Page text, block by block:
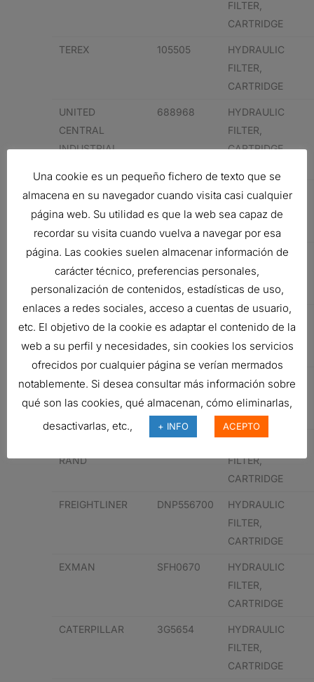
FILTER,
CARTRIDGE
TEREX 105505
HYDRAULIC
FILTER,
CARTRIDGE
UNITED
CENTRAL
INDUSTRIAL
688968
HYDRAULIC
FILTER,
CARTRIDGE
WALGAHN-
MOTORENTECHN
811450
HYDRAULIC
FILTER,
CARTRIDGE
VOLVO 3130946
HYDRAULIC
FILTER,
CARTRIDGE
FILTER,
CARTRIDGE
CATERPILLAR 3I0592
HYDRAULIC
FILTER,
CARTRIDGE
RAND
FILTER,
CARTRIDGE
FREIGHTLINER DNP556700
HYDRAULIC
FILTER,
CARTRIDGE
EXMAN SFH0670
HYDRAULIC
FILTER,
CARTRIDGE
CATERPILLAR 3G5654
HYDRAULIC
FILTER,
CARTRIDGE
Una cookie es un pequeño fichero de texto que se
almacena en su navegador cuando visita casi cualquier
página web. Su utilidad es que la web sea capaz de
recordar su visita cuando vuelva a navegar por esa
página. Las cookies suelen almacenar información de
carácter técnico, preferencias personales,
personalización de contenidos, estadísticas de uso,
enlaces a redes sociales, acceso a cuentas de usuario,
etc. El objetivo de la cookie es adaptar el contenido de la
web a su perfil y necesidades, sin cookies los servicios
ofrecidos por cualquier página se verían mermados
notablemente. Si desea consultar más información sobre
qué son las cookies, qué almacenan, cómo eliminarlas,
desactivarlas, etc.,
+ INFO ACEPTO